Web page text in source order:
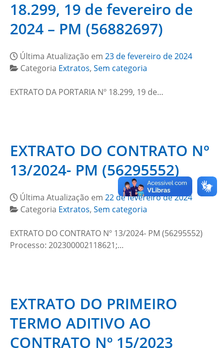
18.299, 19 de fevereiro de
2024 – PM (56882697)
Última Atualização em 23 de fevereiro de 2024
Categoria Extratos, Sem categoria
EXTRATO DA PORTARIA Nº 18.299, 19 de…
EXTRATO DO CONTRATO Nº
13/2024- PM (56295552)
Última Atualização em 22 de fevereiro de 2024
Categoria Extratos, Sem categoria
EXTRATO DO CONTRATO Nº 13/2024- PM (56295552)
Processo: 202300002118621;…
EXTRATO DO PRIMEIRO
TERMO ADITIVO AO
CONTRATO Nº 15/2023